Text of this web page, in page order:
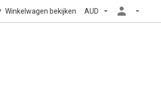
Winkelwagen bekijken AUD